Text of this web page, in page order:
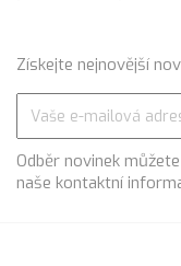
Získejte nejnovější
Odběr novinek
naše kontaktní